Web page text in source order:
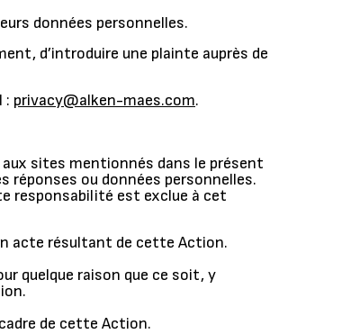
données personnelles.
d’introduire une plainte auprès de
: privacy@alken-maes.com.
sites mentionnés dans le présent
réponses ou données personnelles.
responsabilité est exclue à cet
acte résultant de cette Action.
quelque raison que ce soit, y
de cette Action.